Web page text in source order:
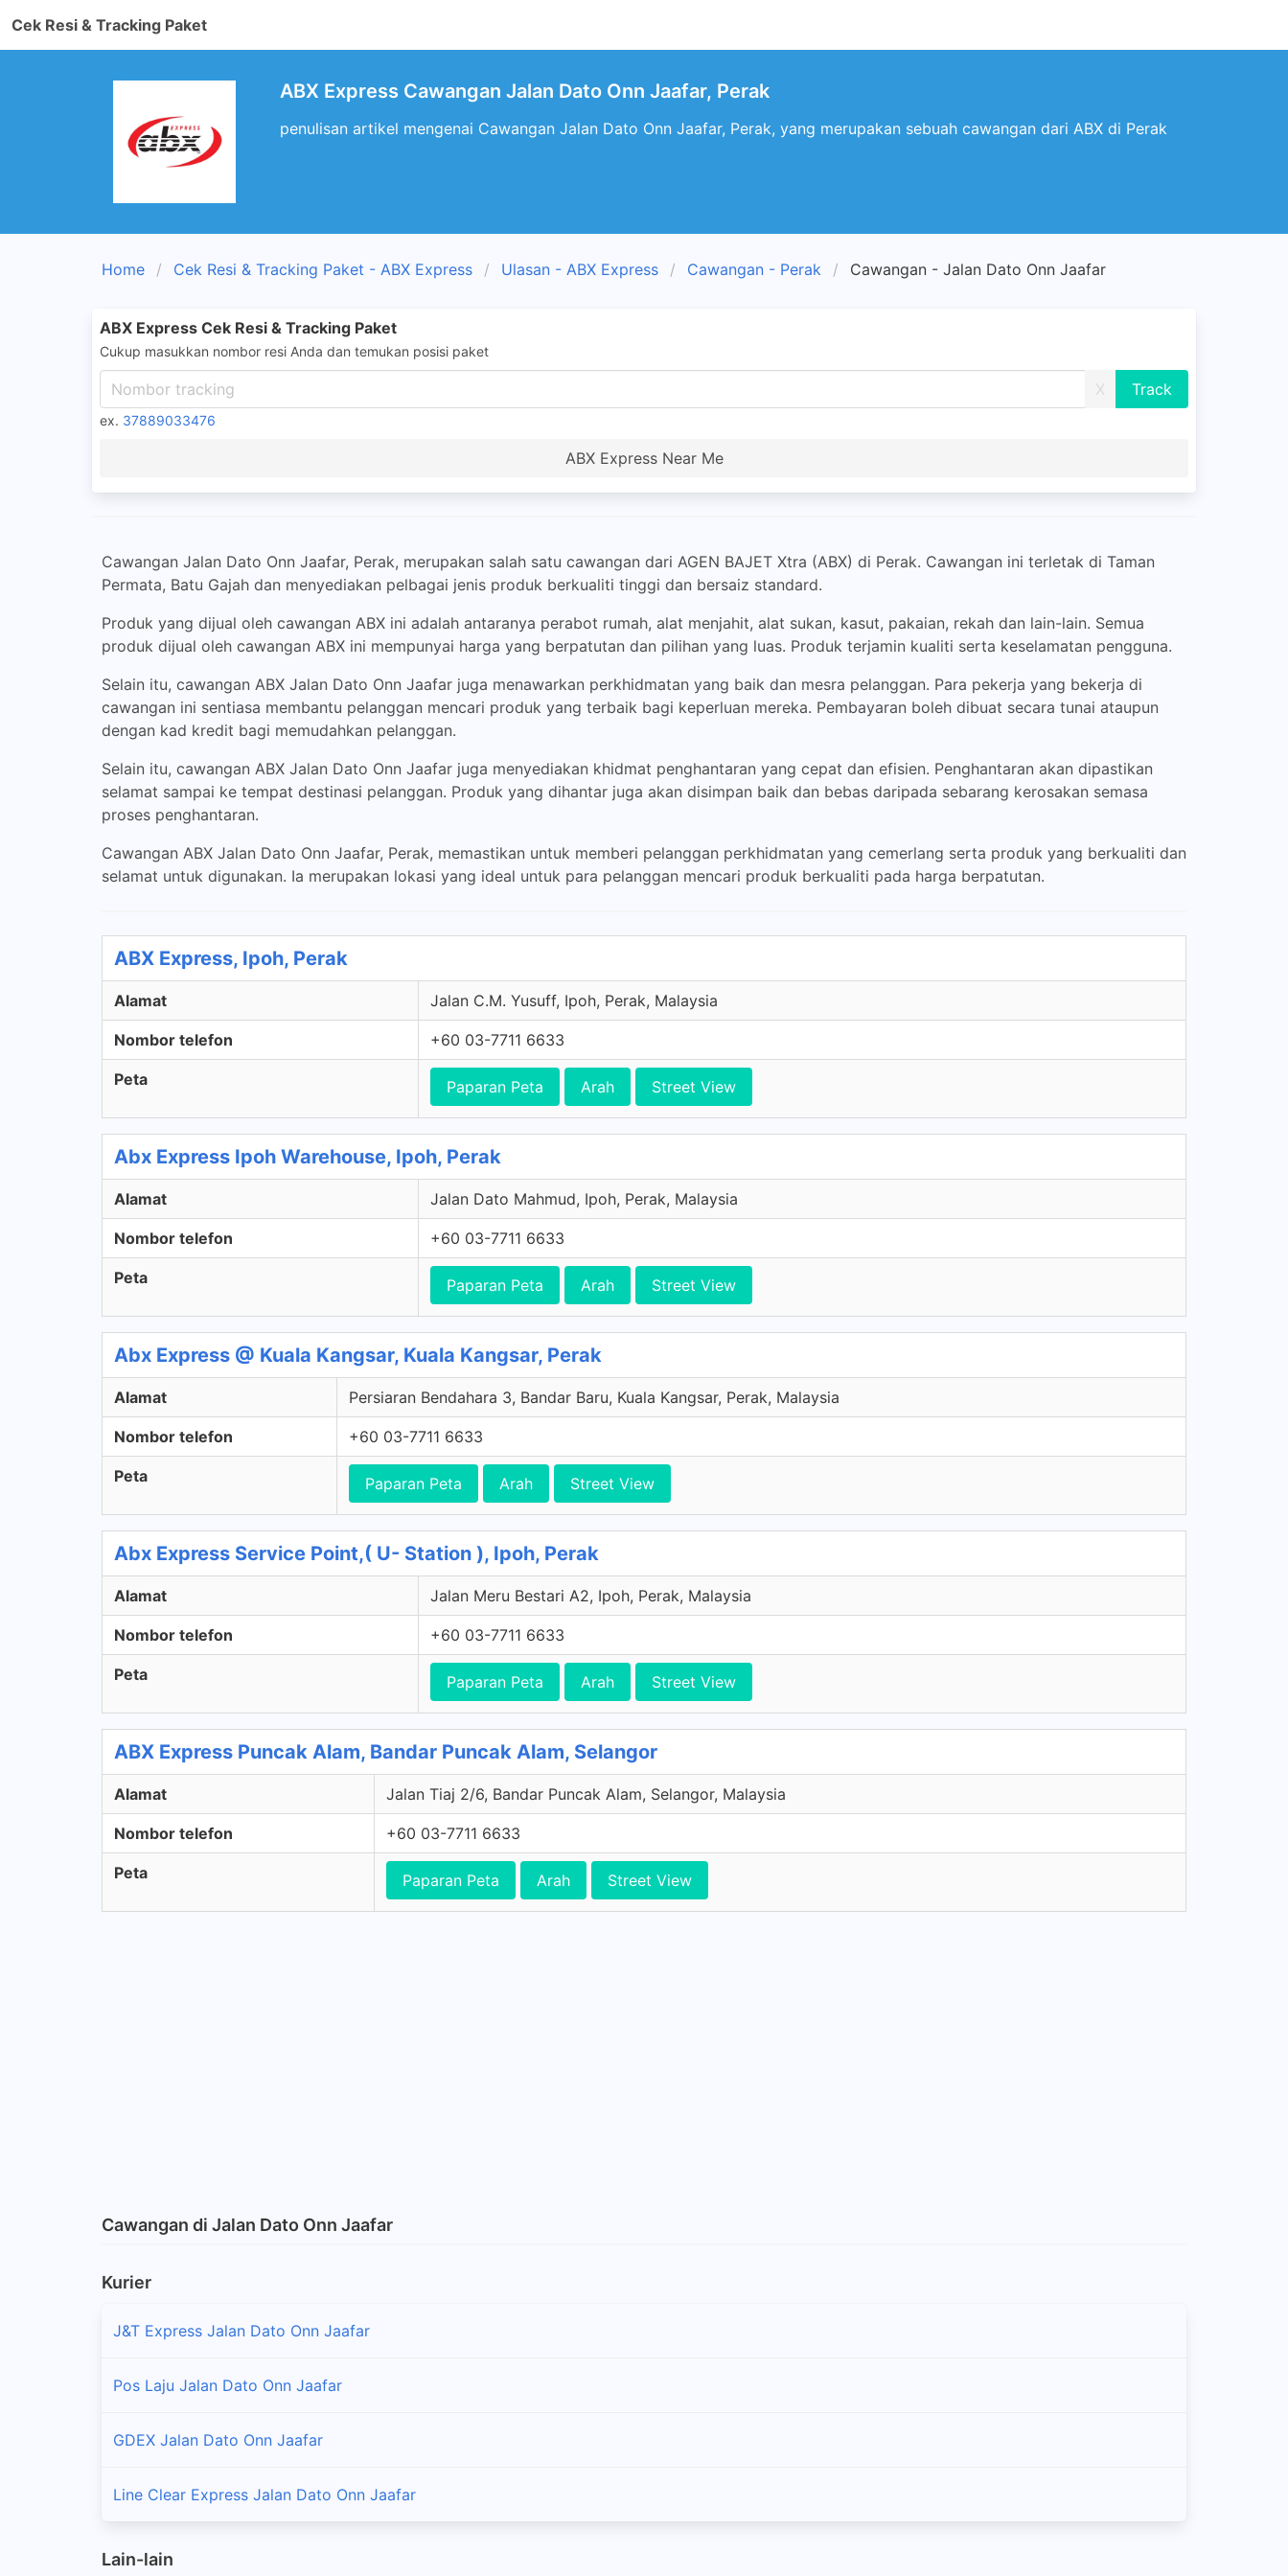
Cek Resi & Tracking Paket
ABX Express Cawangan Jalan Dato Onn Jaafar, Perak
penulisan artikel mengenai Cawangan Jalan Dato Onn Jaafar, Perak, yang merupakan sebuah cawangan dari ABX di Perak
Home Cek Resi & Tracking Paket - ABX Express Ulasan - ABX Express Cawangan - Perak Cawangan - Jalan Dato Onn Jaafar
ABX Express Cek Resi & Tracking Paket
Cukup masukkan nombor resi Anda dan temukan posisi paket
X
ex. 37889033476
ABX Express Near Me
Cawangan Jalan Dato Onn Jaafar, Perak, merupakan salah satu cawangan dari AGEN BAJET Xtra (ABX) di Perak. Cawangan ini terletak di Taman
Permata, Batu Gajah dan menyediakan pelbagai jenis produk berkualiti tinggi dan bersaiz standard.
Produk yang dijual oleh cawangan ABX ini adalah antaranya perabot rumah, alat menjahit, alat sukan, kasut, pakaian, rekah dan lain-lain. Semua
produk dijual oleh cawangan ABX ini mempunyai harga yang berpatutan dan pilihan yang luas. Produk terjamin kualiti serta keselamatan pengguna.
Selain itu, cawangan ABX Jalan Dato Onn Jaafar juga menawarkan perkhidmatan yang baik dan mesra pelanggan. Para pekerja yang bekerja di
cawangan ini sentiasa membantu pelanggan mencari produk yang terbaik bagi keperluan mereka. Pembayaran boleh dibuat secara tunai ataupun
dengan kad kredit bagi memudahkan pelanggan.
Selain itu, cawangan ABX Jalan Dato Onn Jaafar juga menyediakan khidmat penghantaran yang cepat dan efisien. Penghantaran akan dipastikan
selamat sampai ke tempat destinasi pelanggan. Produk yang dihantar juga akan disimpan baik dan bebas daripada sebarang kerosakan semasa
proses penghantaran.
Cawangan ABX Jalan Dato Onn Jaafar, Perak, memastikan untuk memberi pelanggan perkhidmatan yang cemerlang serta produk yang berkualiti dan
selamat untuk digunakan. Ia merupakan lokasi yang ideal untuk para pelanggan mencari produk berkualiti pada harga berpatutan.
ABX Express, Ipoh, Perak
Alamat Jalan C.M. Yusuff, Ipoh, Perak, Malaysia
Nombor telefon +60 03-7711 6633
Peta Paparan Peta Arah Street View
Abx Express Ipoh Warehouse, Ipoh, Perak
Alamat Jalan Dato Mahmud, Ipoh, Perak, Malaysia
Nombor telefon +60 03-7711 6633
Peta Paparan Peta Arah Street View
Abx Express @ Kuala Kangsar, Kuala Kangsar, Perak
Alamat Persiaran Bendahara 3, Bandar Baru, Kuala Kangsar, Perak, Malaysia
Nombor telefon +60 03-7711 6633
Peta Paparan Peta Arah Street View
Abx Express Service Point,( U- Station ), Ipoh, Perak
Alamat Jalan Meru Bestari A2, Ipoh, Perak, Malaysia
Nombor telefon +60 03-7711 6633
Peta Paparan Peta Arah Street View
ABX Express Puncak Alam, Bandar Puncak Alam, Selangor
Alamat Jalan Tiaj 2/6, Bandar Puncak Alam, Selangor, Malaysia
Nombor telefon +60 03-7711 6633
Peta Paparan Peta Arah Street View
Cawangan di Jalan Dato Onn Jaafar
Kurier
J&T Express Jalan Dato Onn Jaafar
Pos Laju Jalan Dato Onn Jaafar
GDEX Jalan Dato Onn Jaafar
Line Clear Express Jalan Dato Onn Jaafar
Lain-lain